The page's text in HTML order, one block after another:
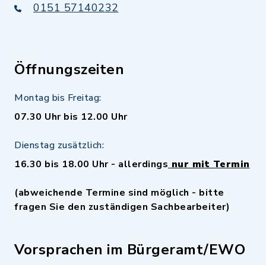
0151 57140232
Öffnungszeiten
Montag bis Freitag:
07.30 Uhr bis 12.00 Uhr
Dienstag zusätzlich:
16.30 bis 18.00 Uhr - allerdings nur mit Termin
(abweichende Termine sind möglich - bitte
fragen Sie den zuständigen Sachbearbeiter)
Vorsprachen im Bürgeramt/EWO